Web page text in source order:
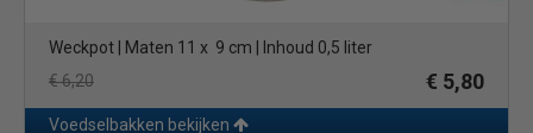
Weckpot | Maten 11 x 9 cm | Inhoud 0,5 liter
€ 6,20
€ 5,80
Voedselbakken bekijken